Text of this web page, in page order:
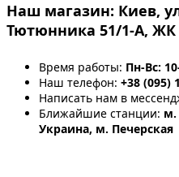
Наш магазин: Киев,
Тютюнника 51/1-А, ЖК
Время работы: Пн-Вс:
Наш телефон: +38 (095)
Написать нам в
Ближайшие станции: м.
Украина, м. Печерская